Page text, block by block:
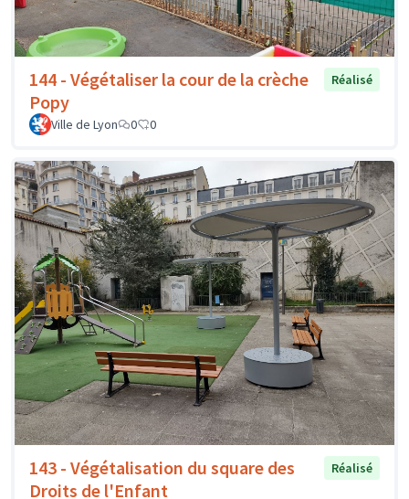
144 - Végétaliser la cour de la crèche
Popy
Réalisé
Ville de Lyon 0 0
143 - Végétalisation du square des
Droits de l'Enfant
Réalisé